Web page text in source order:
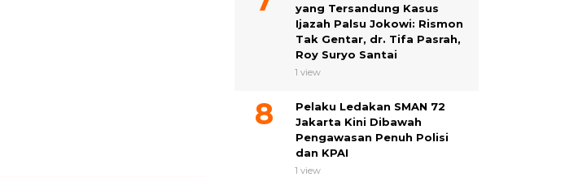
yang Tersandung Kasus
Ijazah Palsu Jokowi: Rismon
Tak Gentar, dr. Tifa Pasrah,
Roy Suryo Santai
1 view
Pelaku Ledakan SMAN 72
Jakarta Kini Dibawah
Pengawasan Penuh Polisi
dan KPAI
1 view